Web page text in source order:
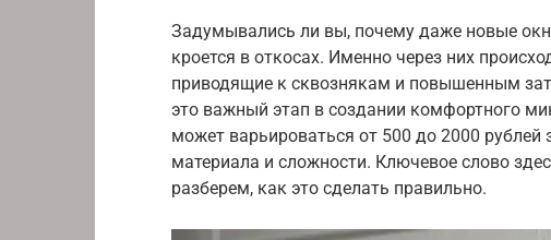
Задумывались ли вы, почему даже новые
кроется в откосах. Именно через них
приводящие к сквознякам и повышенным
это важный этап в создании комфортного
может варьироваться от 500 до 2000
материала и сложности. Ключевое слово
разберем, как это сделать правильно.